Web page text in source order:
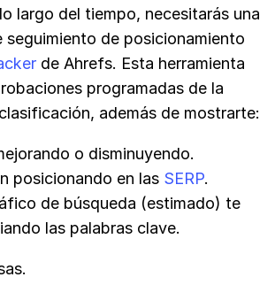
largo del tiempo, necesitarás una
seguimiento de posicionamiento
de Ahrefs. Esta herramienta
programadas de la
además de mostrarte:
o disminuyendo.
posicionando en las SERP.
de búsqueda (estimado) te
las palabras clave.